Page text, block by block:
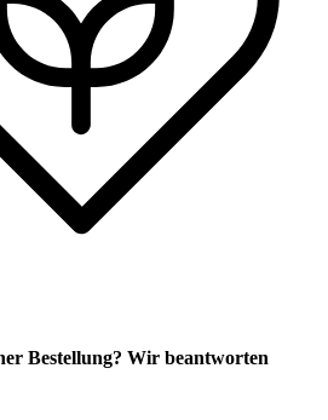
Bestellung? Wir beantworten